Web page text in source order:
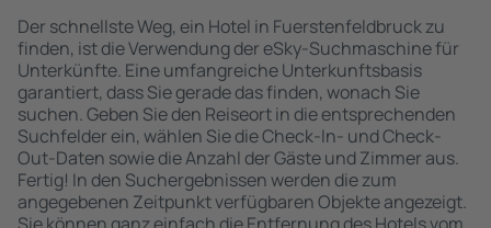
Der schnellste Weg, ein Hotel in Fuerstenfeldbruck zu
finden, ist die Verwendung der eSky-Suchmaschine für
Unterkünfte. Eine umfangreiche Unterkunftsbasis
garantiert, dass Sie gerade das finden, wonach Sie
suchen. Geben Sie den Reiseort in die entsprechenden
Suchfelder ein, wählen Sie die Check-In- und Check-
Out-Daten sowie die Anzahl der Gäste und Zimmer aus.
Fertig! In den Suchergebnissen werden die zum
angegebenen Zeitpunkt verfügbaren Objekte angezeigt.